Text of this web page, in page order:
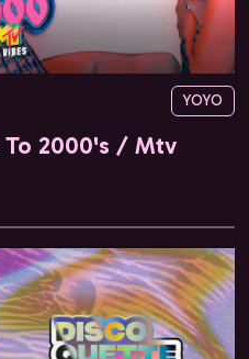
YOYO
To 2000's / Mtv